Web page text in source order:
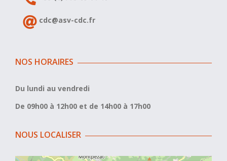
cdc@asv-cdc.fr
NOS HORAIRES
Du lundi au vendredi
De 09h00 à 12h00 et de 14h00 à 17h00
NOUS LOCALISER